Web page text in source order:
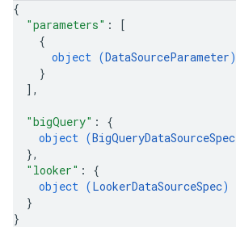
{
"parameters" :
[
{
object (DataSourceParameter)
}
] ,
"bigQuery" : {
object (BigQueryDataSourceSpec
},
"looker" : {
object (LookerDataSourceSpec)
}
}